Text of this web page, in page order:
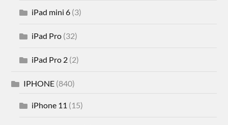
iPad mini 6 (3)
iPad Pro (32)
iPad Pro 2 (2)
IPHONE (840)
iPhone 11 (15)